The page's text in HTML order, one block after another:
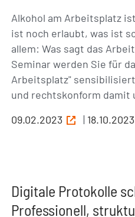
Alkohol am Arbeitsplatz
ist noch erlaubt, was ist
allem: Was sagt das
Seminar werden Sie für
Arbeitsplatz"
und rechtskonform damit
09.02.2023
| 18.10.2023
Digitale Protokolle
Professionell,